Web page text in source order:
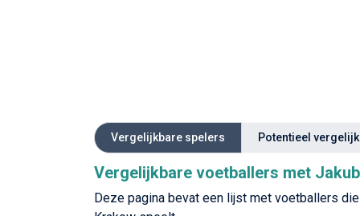
Vergelijkbare spelers Potentieel
Vergelijkbare voetballers met
Deze pagina bevat een lijst met voetballers